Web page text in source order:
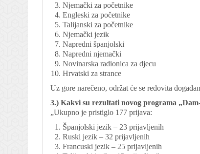
Njemački za početnike
Engleski za početnike
Talijanski za početnike
Njemački jezik
Napredni španjolski
Napredni njemački
Novinarska radionica za djecu
Hrvatski za strance
Uz gore narečeno, održat će se redovita
3.) Kakvi su rezultati novog programa
„Ukupno je pristiglo 177 prijava:
Španjolski jezik – 23 prijavljenih
Ruski jezik – 32 prijavljenih
Francuski jezik – 25 prijavljenih